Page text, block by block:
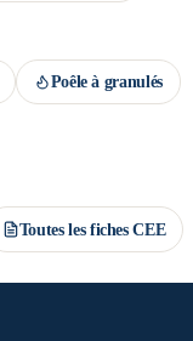
Poêle à granulés
Toutes les fiches CEE